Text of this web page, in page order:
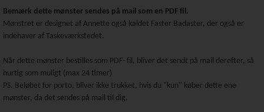
Bemærk dette mønster sendes på mail som en PDF fil.
Mønstret er designet af Annette også kaldet Faster Badaster, der også er
indehaver af Taskeværkstedet.
Når dette mønster bestilles som PDF- fil, bliver det sendt på mail derefter, så
hurtig som muligt (max 24 timer)
PS. Beløbet for porto, bliver ikke trukket, hvis du "kun" køber dette ene
mønster, da det sendes på mail til dig.